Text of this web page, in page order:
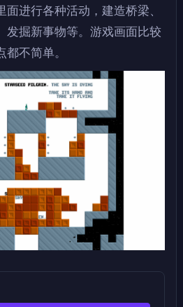
进行各种活动，建造桥梁、
发掘新事物等。游戏画面比较
不简单。